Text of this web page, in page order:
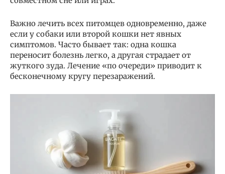
Важно лечить всех питомцев одновременно, даже
если у собаки или второй кошки нет явных
симптомов. Часто бывает так: одна кошка
переносит болезнь легко, а другая страдает от
жуткого зуда. Лечение «по очереди» приводит к
бесконечному кругу перезаражений.